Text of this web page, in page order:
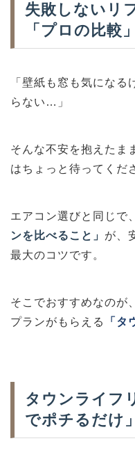
失敗しないリ
「プロの比較
「壁紙も窓も気にな
らない…」
そんな不安を抱えたま
はちょっと待ってくだ
エアコン選びと同じで
ンを比べること」 が、
最大のコツです。
そこでおすすめなのが
プランがもらえる
「タ
タウンライフ
でポチるだけ